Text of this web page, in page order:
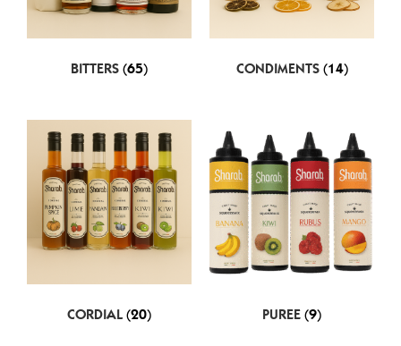
BITTERS (65) CONDIMENTS (14)
CORDIAL (20) PUREE (9)